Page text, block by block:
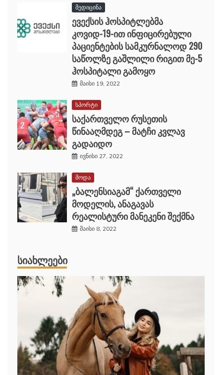
მედიცინა
ევექსის ჰოსპიტლებმა
კოვიდ-19-ით ინფიცირებული
პაციენტების სამკურნალოდ 290
საწოლზე გაშლილი რიგით მე-5
ჰოსპიტალი გამოყო
მაისი 19, 2022
სპორტი
საქართველო რუსეთის
წინააღმდეგ – მატჩი კვლავ
გადაიდო
ივნისი 27, 2022
მოდა
„ბალენსიაგამ“ ქართველი
მოდელის, ანაგავას
რეალისტური მანეკენი შექმნა
მაისი 8, 2022
ᲡᲘᲐᲮᲚᲔᲔᲑᲘ